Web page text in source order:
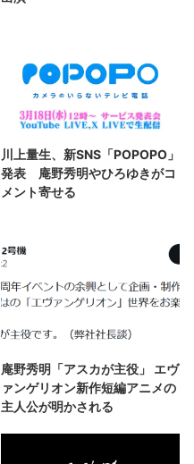
川上量生、新SNS「POPOPO」
発表 庵野秀明やひろゆきがコ
メント寄せる
庵野秀明「アスカが主役」 エヴ
ァンゲリオン新作短編アニメの
主人公が明かされる